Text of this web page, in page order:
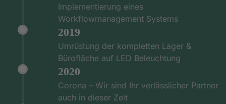
Implementierung eines
Workflowmanagement Systems
2019
Umrüstung der kompletten Lager &
Bürofläche auf LED Beleuchtung
2020
Corona – Wir sind Ihr verlässlicher Partner
auch in dieser Zeit